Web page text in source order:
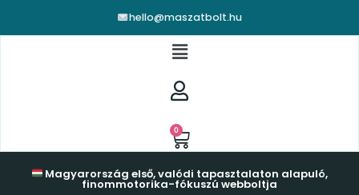
hello@maszatbolt.hu
0
Magyarország első, valódi tapasztalaton alapuló,
finommotorika-fókuszú webboltja